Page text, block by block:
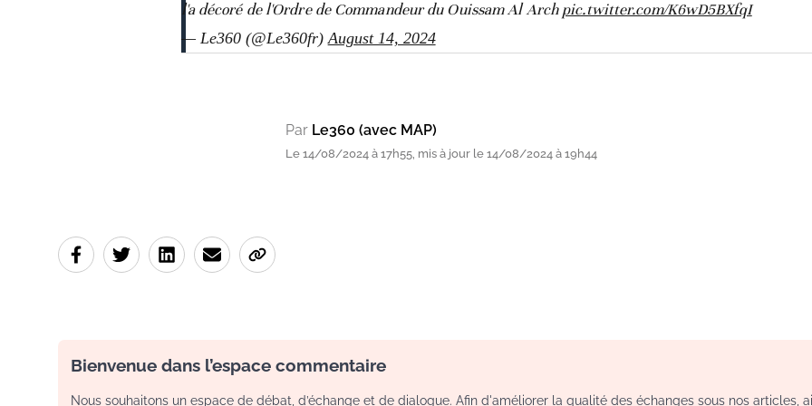
l'a décoré de l'Ordre de Commandeur du Ouissam Al Archpic.twitter.com/K6wD5BXfqI
— Le360 (@Le360fr) August 14, 2024
Par Le360 (avec MAP)
Le 14/08/2024 à 17h55, mis à jour le 14/08/2024 à 19h44
Bienvenue dans l’espace commentaire
Nous souhaitons un espace de débat, d’échange et de dialogue. Afin d'améliorer la qualité des échanges sous nos articles,